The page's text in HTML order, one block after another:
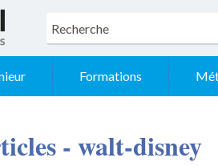
Formations
- walt-disney